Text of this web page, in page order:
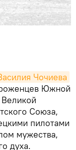
Чочиева
Южной
Союза,
пилотами
мужества,
духа.